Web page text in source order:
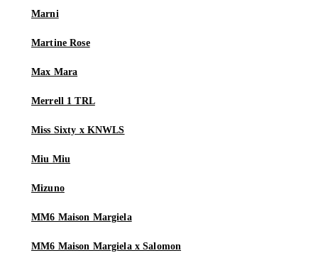
Marni
Martine Rose
Max Mara
Merrell 1 TRL
Miss Sixty x KNWLS
Miu Miu
Mizuno
MM6 Maison Margiela
MM6 Maison Margiela x Salomon